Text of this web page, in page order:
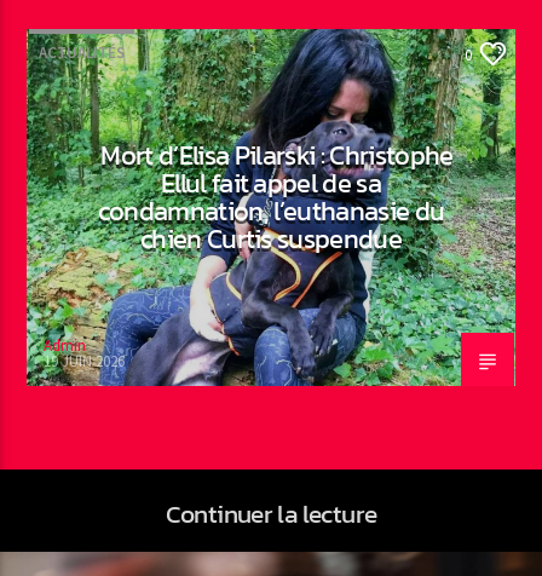
ACTUALITÉS 0
Mort d’Elisa Pilarski : Christophe
Ellul fait appel de sa
condamnation, l’euthanasie du
chien Curtis suspendue
Admin
19 JUIN 2026
Continuer la lecture